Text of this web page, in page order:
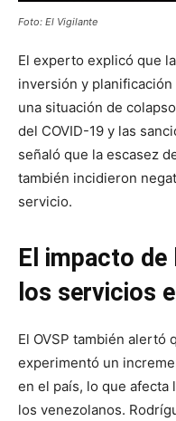
Foto: El Vigilante
El experto explicó que
inversión y
una situación de
del COVID-19 y las
señaló que la escasez
también incidieron
servicio.
El impacto de
los servicios
El OVSP también alertó
experimentó un
en el país, lo que afecta
los venezolanos.